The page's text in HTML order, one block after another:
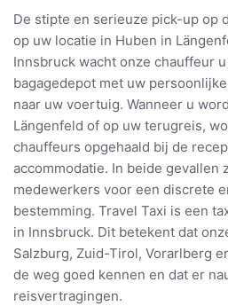
De stipte en serieuze pick-up op
op uw locatie in Huben in
Innsbruck wacht onze chauffeur
bagagedepot met uw
naar uw voertuig. Wanneer u
Längenfeld of op uw terugreis,
chauffeurs opgehaald bij de
accommodatie. In beide gevallen
medewerkers voor een discrete
bestemming. Travel Taxi is een
in Innsbruck. Dit betekent dat
Salzburg, Zuid-Tirol, Vorarlberg
de weg goed kennen en dat er
reisvertragingen.